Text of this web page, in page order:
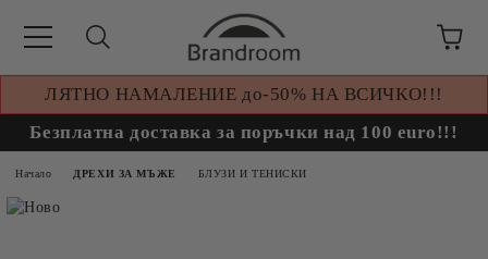
ЛЯТНО НАМАЛЕНИЕ до-50% НА ВСИЧКО!!!
Безплатна доставка за поръчки над 100 euro!!!
Начало ДРЕХИ ЗА МЪЖЕ БЛУЗИ И ТЕНИСКИ